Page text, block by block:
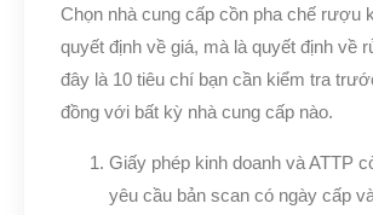
Chọn nhà cung cấp cồn pha chế rượu
quyết định về giá, mà là quyết định về
đây là 10 tiêu chí bạn cần kiểm tra
đồng với bất kỳ nhà cung cấp nào.
Giấy phép kinh doanh và ATTP
yêu cầu bản scan có ngày cấp